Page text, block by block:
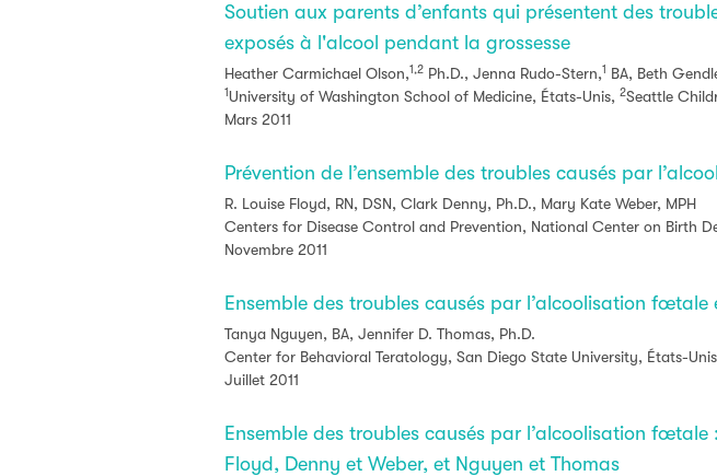
Soutien aux parents d’enfants qui présentent des
exposés à l'alcool pendant la grossesse
Heather Carmichael Olson,1,2 Ph.D., Jenna Rudo-Stern,1 BA, Beth
1 University of Washington School of Medicine, États-Unis, 2Seattle
Mars 2011
Prévention de l’ensemble des troubles causés par
R. Louise Floyd, RN, DSN, Clark Denny, Ph.D., Mary Kate Weber, MPH
Centers for Disease Control and Prevention, National Center on Birth
Novembre 2011
Ensemble des troubles causés par l’alcoolisation fœtale
Tanya Nguyen, BA, Jennifer D. Thomas, Ph.D.
Center for Behavioral Teratology, San Diego State University, États-Unis
Juillet 2011
Ensemble des troubles causés par l’alcoolisation
Floyd, Denny et Weber, et Nguyen et Thomas